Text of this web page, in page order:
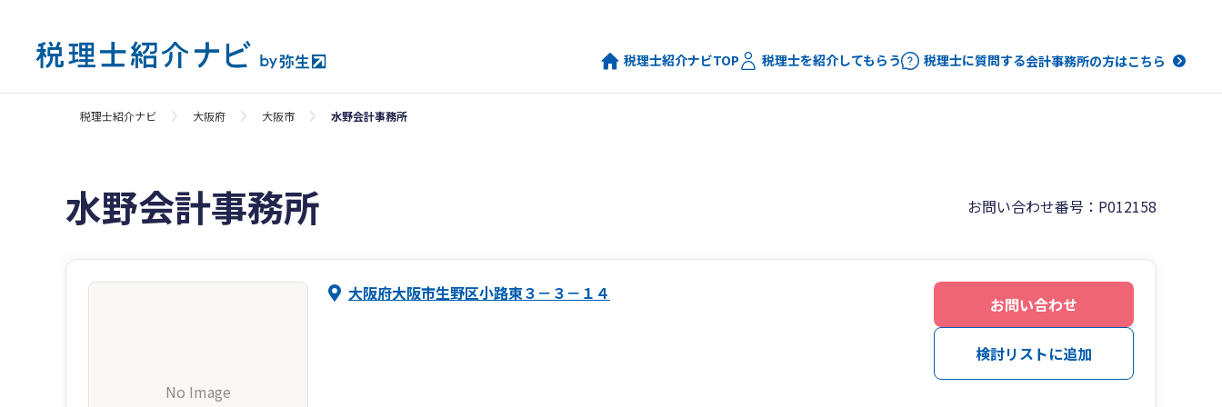
税理士紹介ナビTOP 税理士を紹介してもらう 税理士に質問する会計事務所の方はこちら
税理士紹介ナビ 大阪府 大阪市 水野会計事務所
水野会計事務所 お問い合わせ番号：P012158
No Image
大阪府大阪市生野区小路東３－３－１４
お問い合わせ
検討リストに追加